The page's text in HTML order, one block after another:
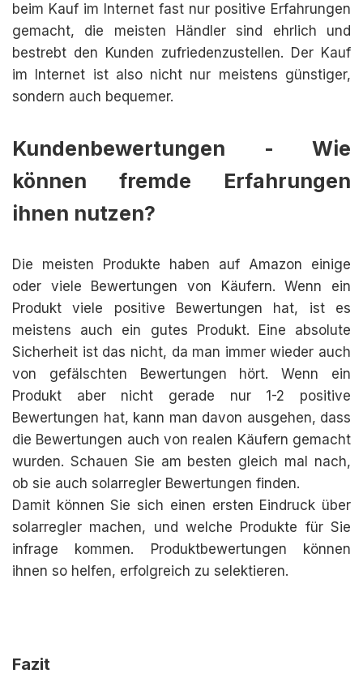
beim Kauf im Internet fast nur positive Erfahrungen
gemacht, die meisten Händler sind ehrlich und
bestrebt den Kunden zufriedenzustellen. Der Kauf
im Internet ist also nicht nur meistens günstiger,
sondern auch bequemer.
Kundenbewertungen - Wie
können fremde Erfahrungen
ihnen nutzen?
Die meisten Produkte haben auf Amazon einige
oder viele Bewertungen von Käufern. Wenn ein
Produkt viele positive Bewertungen hat, ist es
meistens auch ein gutes Produkt. Eine absolute
Sicherheit ist das nicht, da man immer wieder auch
von gefälschten Bewertungen hört. Wenn ein
Produkt aber nicht gerade nur 1-2 positive
Bewertungen hat, kann man davon ausgehen, dass
die Bewertungen auch von realen Käufern gemacht
wurden. Schauen Sie am besten gleich mal nach,
ob sie auch solarregler Bewertungen finden.
Damit können Sie sich einen ersten Eindruck über
solarregler machen, und welche Produkte für Sie
infrage kommen. Produktbewertungen können
ihnen so helfen, erfolgreich zu selektieren.
Fazit